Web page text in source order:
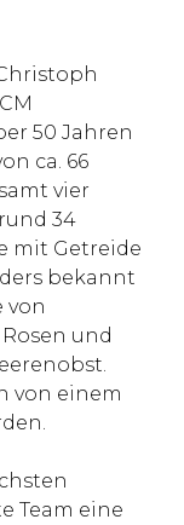
50 Jahren
ca. 66
vier
34
mit Getreide
bekannt
von
und
von einem
Team eine